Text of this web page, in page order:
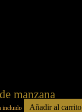
manzana
incluido Añadir al carrito